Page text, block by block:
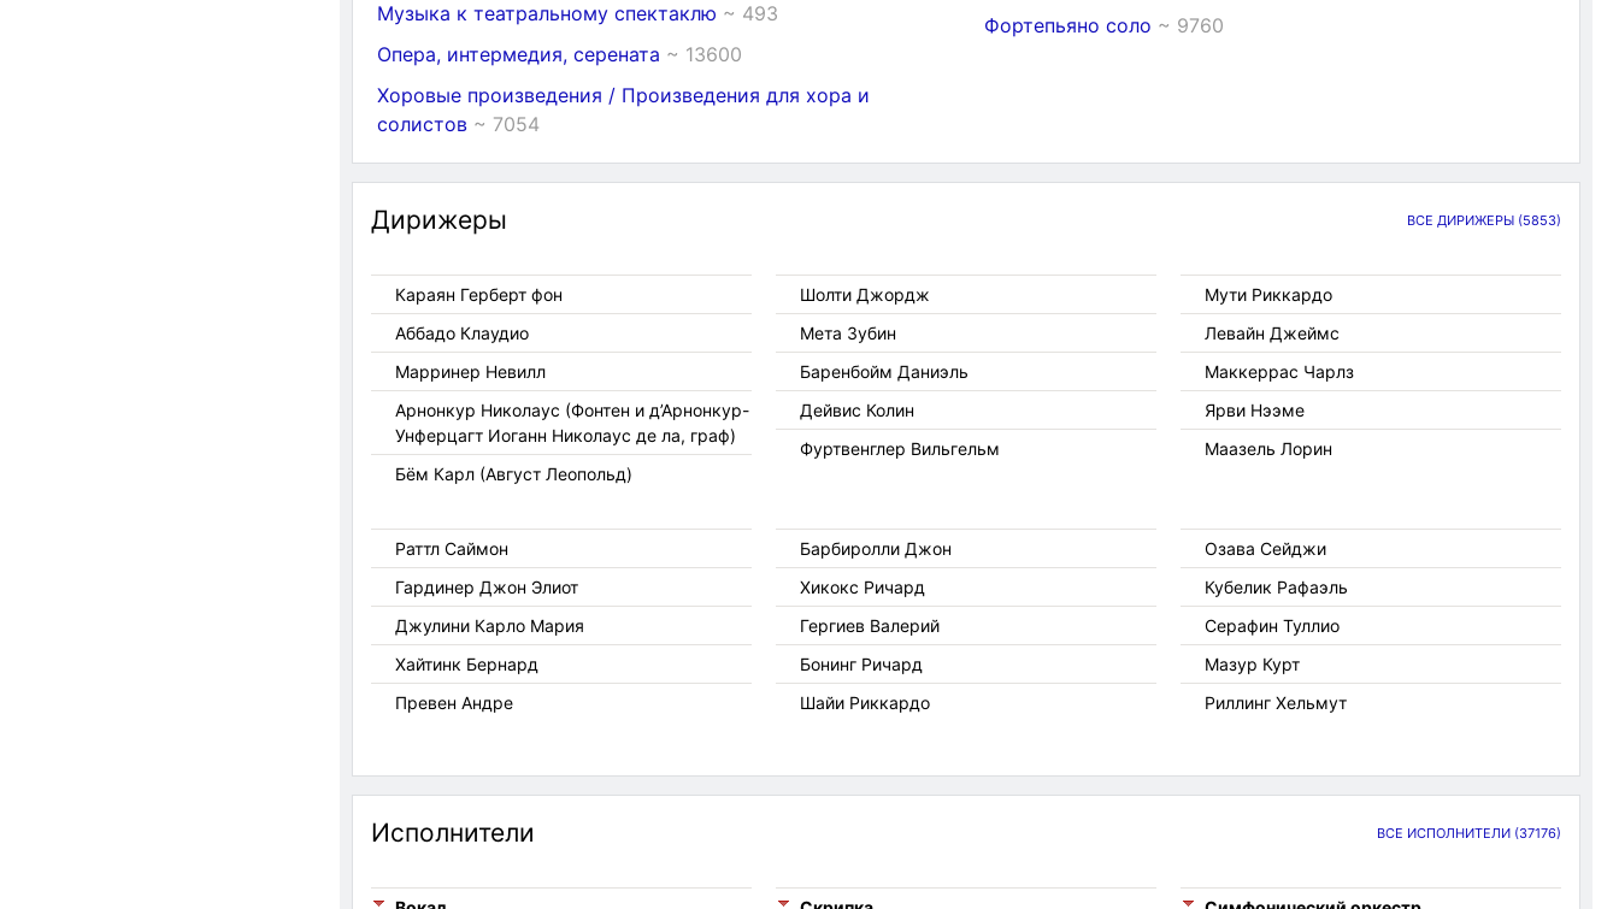
Музыка к театральному спектаклю ~ 493
Опера, интермедия, серената ~ 13600
Фортепьяно соло ~ 9760
Хоровые произведения / Произведения для хора и
солистов ~ 7054
Дирижеры ВСЕ ДИРИЖЕРЫ (5853)
Караян Герберт фон
Аббадо Клаудио
Марринер Невилл
Арнонкур Николаус (Фонтен и д’Арнонкур-
Унферцагт Иоганн Николаус де ла, граф)
Бём Карл (Август Леопольд)
Шолти Джордж
Мета Зубин
Баренбойм Даниэль
Дейвис Колин
Фуртвенглер Вильгельм
Мути Риккардо
Левайн Джеймс
Маккеррас Чарлз
Ярви Нээме
Маазель Лорин
Раттл Саймон
Гардинер Джон Элиот
Джулини Карло Мария
Хайтинк Бернард
Превен Андре
Барбиролли Джон
Хикокс Ричард
Гергиев Валерий
Бонинг Ричард
Шайи Риккардо
Озава Сейджи
Кубелик Рафаэль
Серафин Туллио
Мазур Курт
Риллинг Хельмут
Исполнители ВСЕ ИСПОЛНИТЕЛИ (37176)